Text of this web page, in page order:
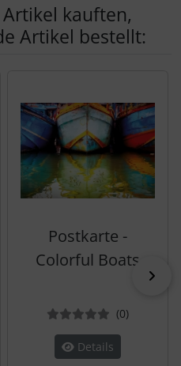
kauften,
Artikel bestellt:
Postkarte -
Colorful Boats
(0)
Details